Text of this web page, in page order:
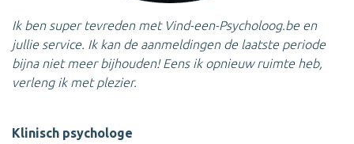
Ik ben super tevreden met Vind-een-Psycholoog.be en
jullie service. Ik kan de aanmeldingen de laatste periode
bijna niet meer bijhouden! Eens ik opnieuw ruimte heb,
verleng ik met plezier.
Klinisch psychologe